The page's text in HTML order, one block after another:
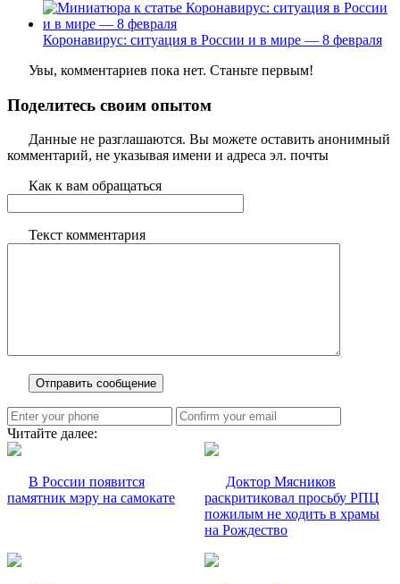
Коронавирус: ситуация в России и в мире — 8 февраля
Увы, комментариев пока нет. Станьте первым!
Поделитесь своим опытом
Данные не разглашаются. Вы можете оставить анонимный
комментарий, не указывая имени и адреса эл. почты
Как к вам обращаться
Текст комментария
Читайте далее:
В России появится
памятник мэру на самокате
Доктор Мясников
раскритиковал просьбу РПЦ
пожилым не ходить в храмы
на Рождество